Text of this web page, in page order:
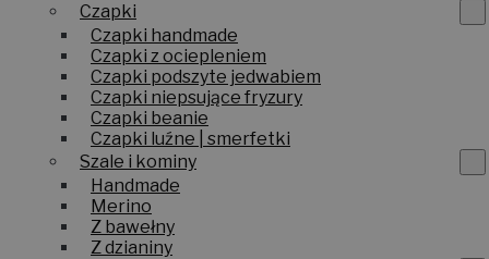
Czapki
Czapki handmade
Czapki z ociepleniem
Czapki podszyte jedwabiem
Czapki niepsujące fryzury
Czapki beanie
Czapki luźne | smerfetki
Szale i kominy
Handmade
Merino
Z bawełny
Z dzianiny